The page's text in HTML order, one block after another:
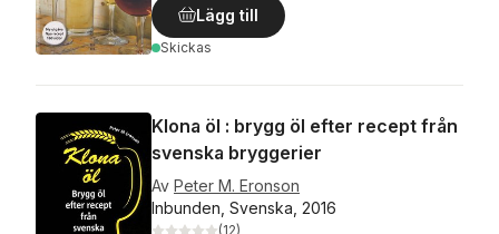
Lägg till
Skickas
Klona öl : brygg öl efter recept från
svenska bryggerier
Av Peter M. Eronson
Inbunden, Svenska, 2016
(12)